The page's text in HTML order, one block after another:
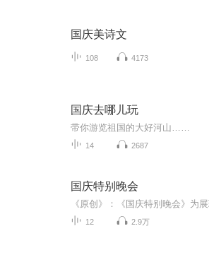
国庆美诗文
108 4173
国庆去哪儿玩
带你游览祖国的大好河山……
14 2687
国庆特别晚会
12 2.9万